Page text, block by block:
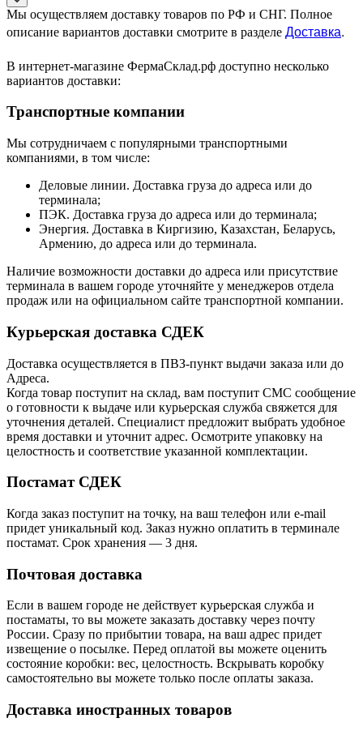
Мы осуществляем доставку товаров по РФ и СНГ. Полное
описание вариантов доставки смотрите в разделе Доставка.
В интернет-магазине ФермаСклад.рф доступно несколько
вариантов доставки:
Транспортные компании
Мы сотрудничаем с популярными транспортными
компаниями, в том числе:
Деловые линии. Доставка груза до адреса или до
терминала;
ПЭК. Доставка груза до адреса или до терминала;
Энергия. Доставка в Киргизию, Казахстан, Беларусь,
Армению, до адреса или до терминала.
Наличие возможности доставки до адреса или присутствие
терминала в вашем городе уточняйте у менеджеров отдела
продаж или на официальном сайте транспортной компании.
Курьерская доставка СДЕК
Доставка осуществляется в ПВЗ-пункт выдачи заказа или до
Адреса.
Когда товар поступит на склад, вам поступит СМС сообщение
о готовности к выдаче или курьерская служба свяжется для
уточнения деталей. Специалист предложит выбрать удобное
время доставки и уточнит адрес. Осмотрите упаковку на
целостность и соответствие указанной комплектации.
Постамат СДЕК
Когда заказ поступит на точку, на ваш телефон или e-mail
придет уникальный код. Заказ нужно оплатить в терминале
постамат. Срок хранения — 3 дня.
Почтовая доставка
Если в вашем городе не действует курьерская служба и
постаматы, то вы можете заказать доставку через почту
России. Сразу по прибытии товара, на ваш адрес придет
извещение о посылке. Перед оплатой вы можете оценить
состояние коробки: вес, целостность. Вскрывать коробку
самостоятельно вы можете только после оплаты заказа.
Доставка иностранных товаров